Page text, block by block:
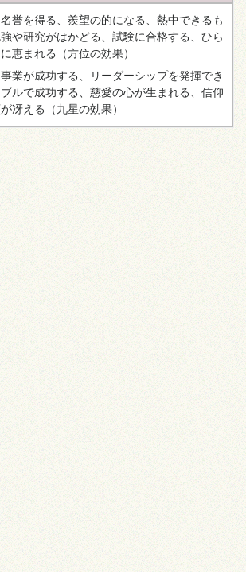
誉を得る、羨望の的になる、熱中できるも
や研究がはかどる、試験に合格する、ひら
恵まれる （方位の効果）
業が成功する、リーダーシップを発揮でき
ルで成功する、慈愛の心が生まれる、信仰
冴える （九星の効果）